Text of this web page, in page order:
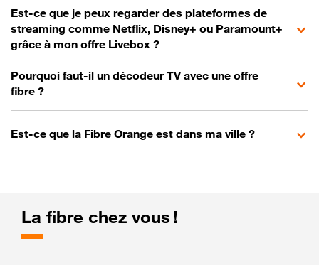
Est-ce que je peux regarder des plateformes de
streaming comme Netflix, Disney+ ou Paramount+
grâce à mon offre Livebox ?
Pourquoi faut-il un décodeur TV avec une offre
fibre ?
Est-ce que la Fibre Orange est dans ma ville ?
La fibre chez vous !